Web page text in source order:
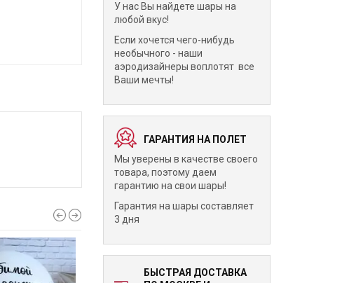
У нас Вы найдете шары на
любой вкус!
Если хочется чего-нибудь
необычного - наши
аэродизайнеры воплотят все
Ваши мечты!
ГАРАНТИЯ НА ПОЛЕТ
Мы уверены в качестве своего
товара, поэтому даем
гарантию на свои шары!
Гарантия на шары составляет
3 дня
БЫСТРАЯ ДОСТАВКА